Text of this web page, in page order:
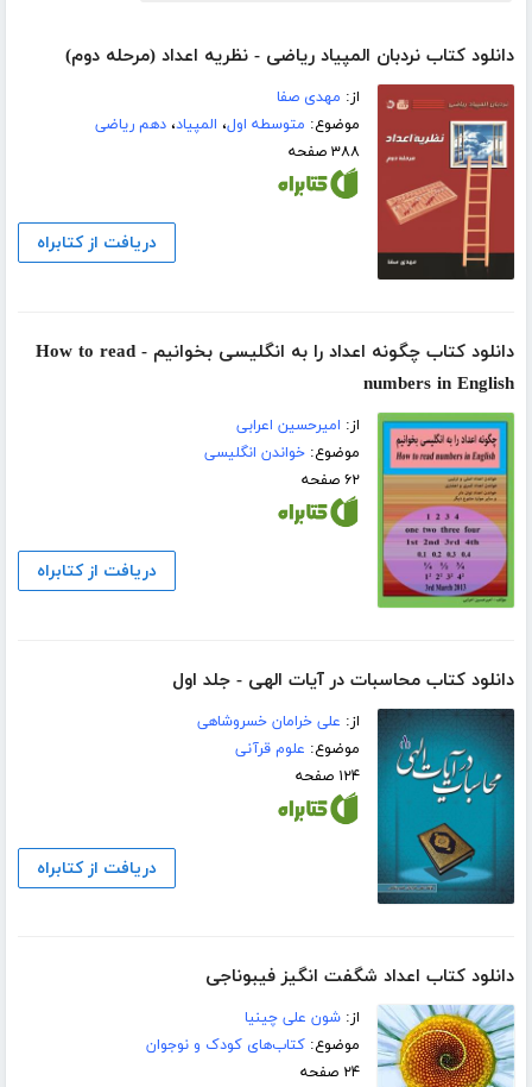
دانلود کتاب نردبان المپیاد ریاضی - نظریه اعداد (مرحله دوم)
از: مهدی صفا
موضوع: متوسطه اول، المپیاد،دهم ریاضی
۳۸۸ صفحه
دریافت از کتابراه
دانلود کتاب چگونه اعداد را به انگلیسی بخوانیم - How to read
numbers in English
از: امیرحسین اعرابی
موضوع:خواندن انگلیسی
۶۲ صفحه
دریافت از کتابراه
دانلود کتاب محاسبات در آیات الهی - جلد اول
از: علی خرامان خسروشاهی
موضوع: علوم قرآنی
۱۲۴ صفحه
دریافت از کتابراه
دانلود کتاب اعداد شگفت انگیز فیبوناجی
از:شون علی چینیا
موضوع:کتاب‌های کودک و نوجوان
۲۴ صفحه